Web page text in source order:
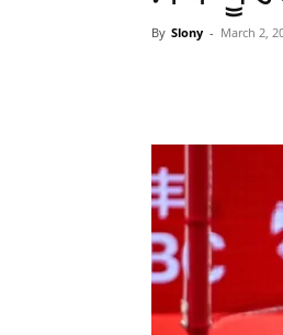
By Slony - March 2,